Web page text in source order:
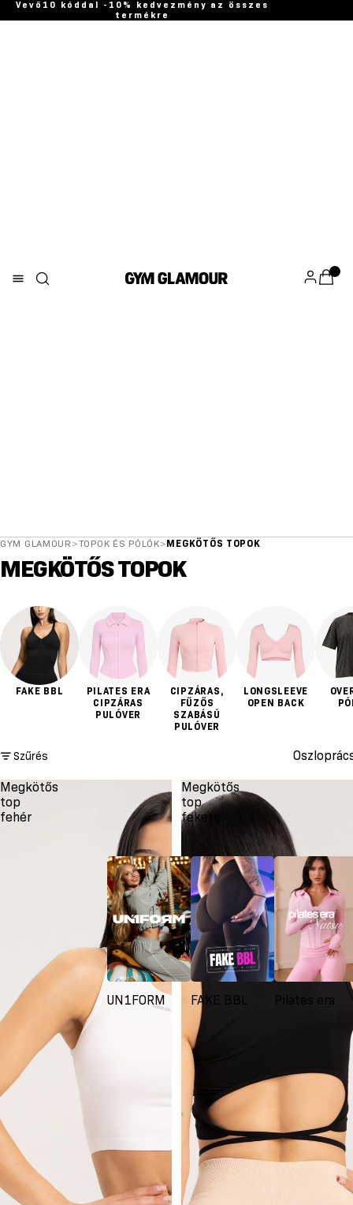
Vevő10 kóddal -10% kedvezmény az összes
termékre
UN1FORM FAKE BBL Pilates era
GYM GLAMOUR >TOPOK ÉS PÓLÓK>MEGKÖTŐS TOPOK
MEGKÖTŐS TOPOK
FAKE BBL
PILATES ERA
CIPZÁRAS
PULÓVER
CIPZÁRAS,
FŰZŐS
SZABÁSÚ
PULÓVER
LONGSLEEVE
OPEN BACK
Szűrés
Megkötős
top
fehér
Megkötős
top
fekete